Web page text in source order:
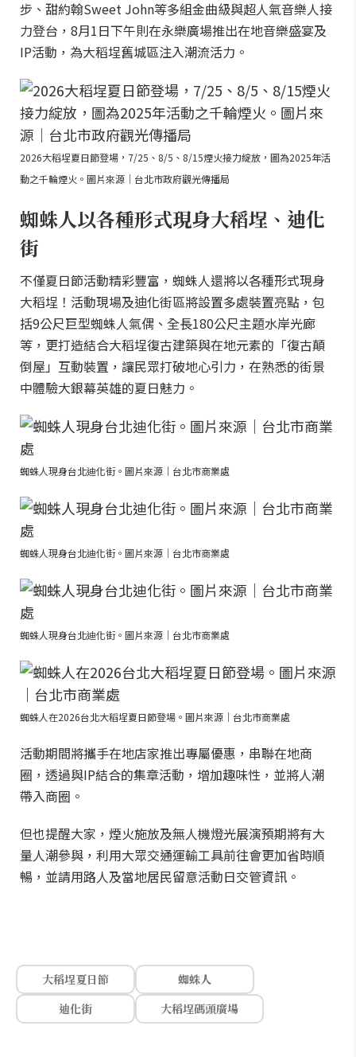
步、甜約翰Sweet John等多組金曲級與超人氣音樂人接
力登台，8月1日下午則在永樂廣場推出在地音樂盛宴及
IP活動，為大稻埕舊城區注入潮流活力。
2026大稻埕夏日節登場，7/25、8/5、8/15煙火接力綻放，圖為2025年活
動之千輪煙火。圖片來源｜台北市政府觀光傳播局
蜘蛛人以各種形式現身大稻埕、迪化
街
不僅夏日節活動精彩豐富，蜘蛛人還將以各種形式現身
大稻埕！活動現場及迪化街區將設置多處裝置亮點，包
括9公尺巨型蜘蛛人氣偶、全長180公尺主題水岸光廊
等，更打造結合大稻埕復古建築與在地元素的「復古顛
倒屋」互動裝置，讓民眾打破地心引力，在熟悉的街景
中體驗大銀幕英雄的夏日魅力。
蜘蛛人現身台北迪化街。圖片來源｜台北市商業處
蜘蛛人現身台北迪化街。圖片來源｜台北市商業處
蜘蛛人現身台北迪化街。圖片來源｜台北市商業處
蜘蛛人在2026台北大稻埕夏日節登場。圖片來源｜台北市商業處
活動期間將攜手在地店家推出專屬優惠，串聯在地商
圈，透過與IP結合的集章活動，增加趣味性，並將人潮
帶入商圈。
但也提醒大家，煙火施放及無人機燈光展演預期將有大
量人潮參與，利用大眾交通運輸工具前往會更加省時順
暢，並請用路人及當地居民留意活動日交管資訊。
大稻埕夏日節
蜘蛛人
迪化街
大稻埕碼頭廣場